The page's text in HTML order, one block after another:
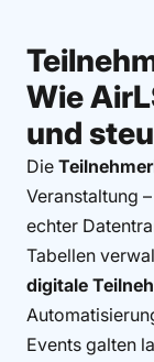
Wie
und
Die
Veranstaltung
echter
Tabellen
digitale
Events galten